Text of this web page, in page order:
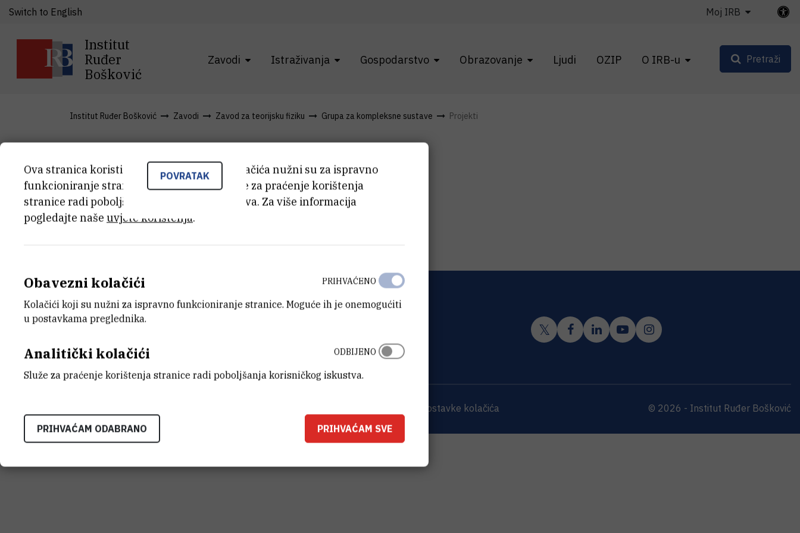
Institut
Ruđer
Bošković
Zavodi Istraživanja Gospodarstvo Obrazovanje Ljudi OZIP O IRB-u
Switch to English Moj IRB
Pretraži
Institut Ruđer Bošković Zavodi Zavod za teorijsku fiziku Grupa za kompleksne sustave Projekti
Projekti
INSTITUT RUĐER BOŠKOVIĆ
KONTAKTIRAJTE NAS
Postavke kolačića © 2026 - Institut Ruđer Bošković
POVRATAK
Ova stranica koristi kolačiće. Neki od tih kolačića nužni su za ispravno
funkcioniranje stranice, dok se drugi koriste za praćenje korištenja
stranice radi poboljšanja korisničkog iskustva. Za više informacija
pogledajte naše uvjete korištenja.
Obavezni kolačići
Kolačići koji su nužni za ispravno funkcioniranje stranice. Moguće ih je onemogućiti
u postavkama preglednika.
PRIHVAĆENO
Analitički kolačići
Služe za praćenje korištenja stranice radi poboljšanja korisničkog iskustva.
ODBIJENO
PRIHVAĆAM ODABRANO PRIHVAĆAM SVE